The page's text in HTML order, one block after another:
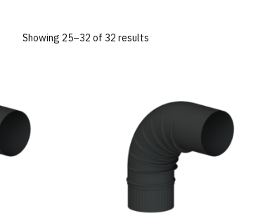
Showing 25–32 of 32 results